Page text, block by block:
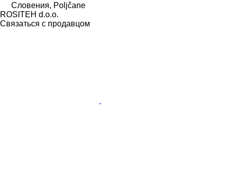
Словения, Poljčane
ROSITEH d.o.o.
Связаться с продавцом